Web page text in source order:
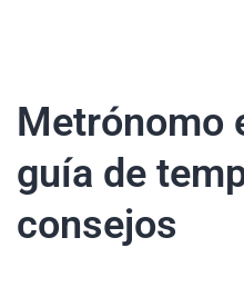
Metrónomo
guía de
consejos